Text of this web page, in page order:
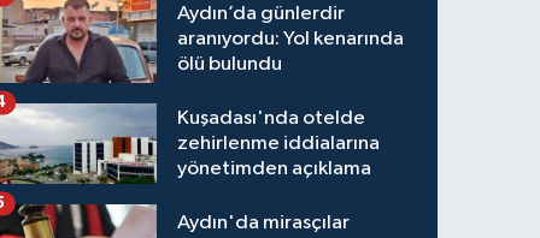
Aydın’da günlerdir
aranıyordu: Yol kenarında
ölü bulundu
Kuşadası'nda otelde
zehirlenme iddialarına
yönetimden açıklama
Aydın'da mirasçılar